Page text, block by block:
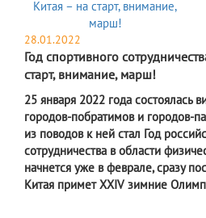
28.01.2022
Год спортивного
старт, внимание, марш!
25 января 2022 года состоялась
городов-побратимов и городов-
из поводов к ней стал Год
сотрудничества в области
начнется уже в феврале, сразу
Китая примет XXIV зимние